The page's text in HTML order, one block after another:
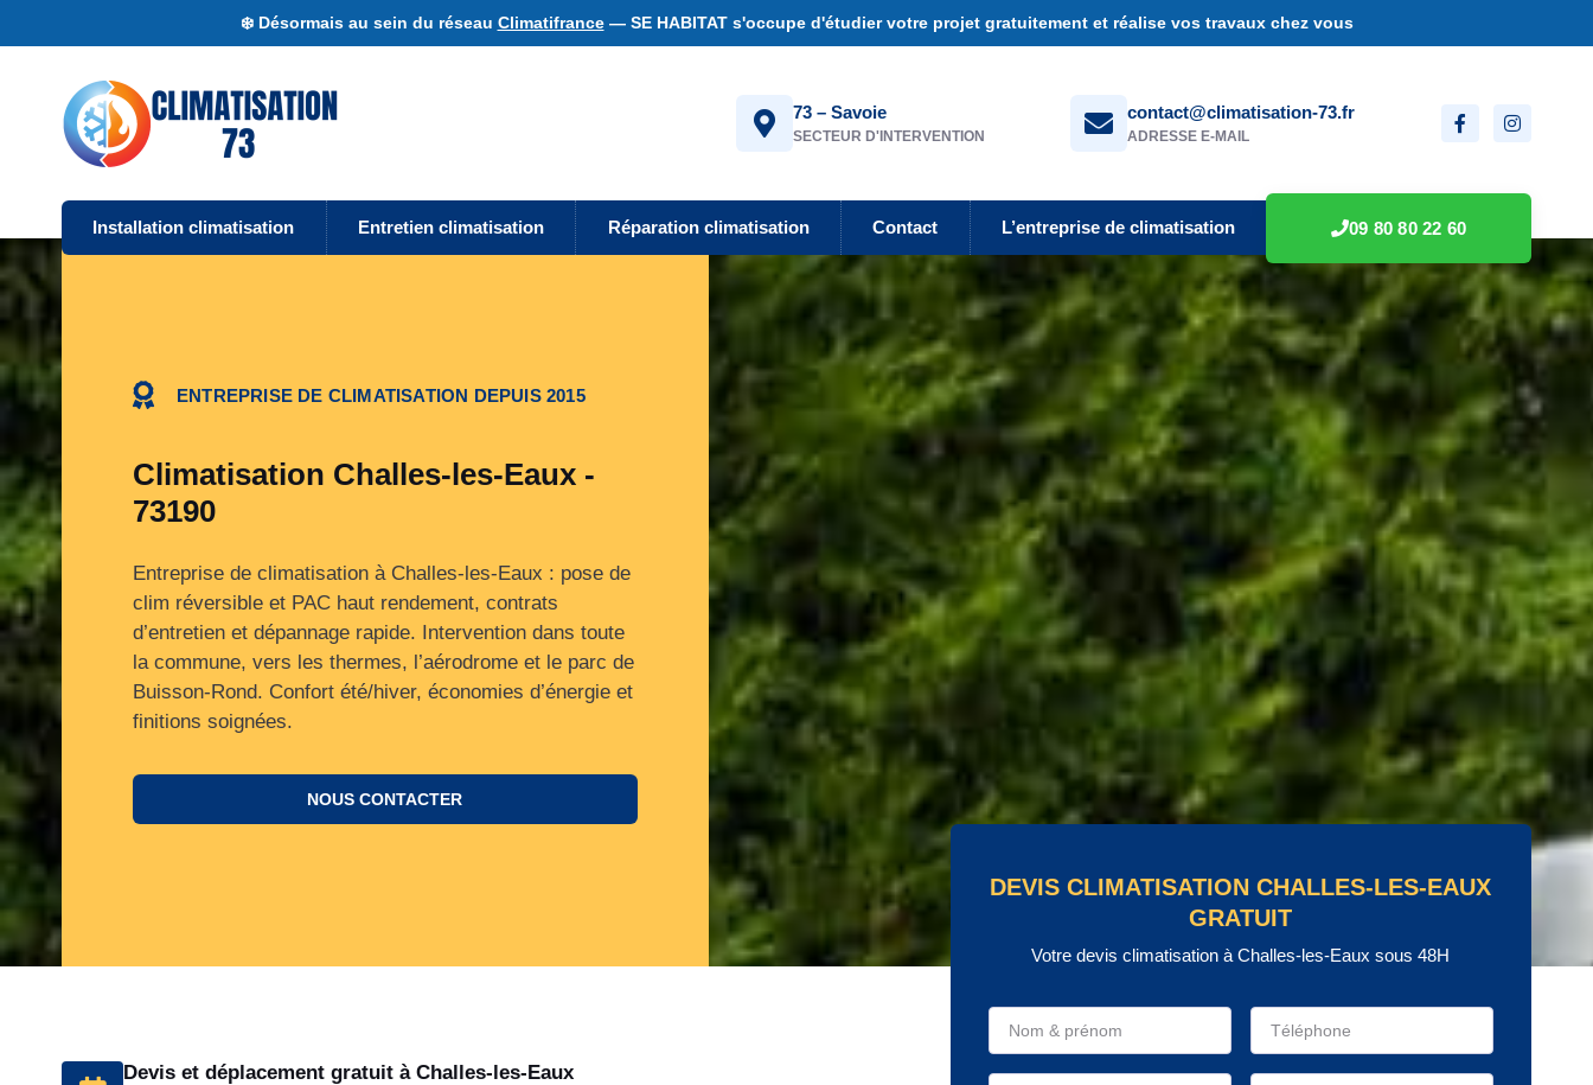
❄️ Désormais au sein du réseau Climatifrance— SE HABITAT s'occupe d'étudier votre projet gratuitement et réalise vos travaux chez vous
73 – Savoie
SECTEUR D'INTERVENTION
contact@climatisation-73.fr
ADRESSE E-MAIL
Installation climatisation Entretien climatisation Réparation climatisation Contact L’entreprise de climatisation 09 80 80 22 60
ENTREPRISE DE CLIMATISATION DEPUIS 2015
Climatisation Challes-les-Eaux -
73190
Entreprise de climatisation à Challes-les-Eaux : pose de
clim réversible et PAC haut rendement, contrats
d’entretien et dépannage rapide. Intervention dans toute
la commune, vers les thermes, l’aérodrome et le parc de
Buisson‑Rond. Confort été/hiver, économies d’énergie et
finitions soignées.
NOUS CONTACTER
Devis et déplacement gratuit à Challes-les-Eaux
DEVIS CLIMATISATION CHALLES-LES-EAUX
GRATUIT
Votre devis climatisation à Challes-les-Eaux sous 48H